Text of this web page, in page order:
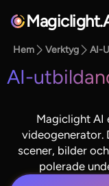
Hem Verktyg AI-
AI-
Magiclight AI
videogenerator.
scener, bilder
polerade